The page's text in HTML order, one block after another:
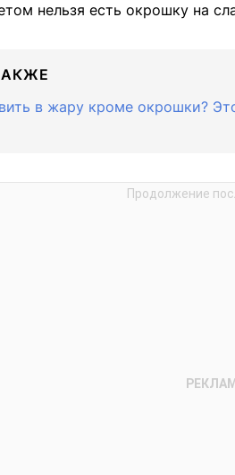
нельзя есть окрошку на
в жару кроме окрошки?